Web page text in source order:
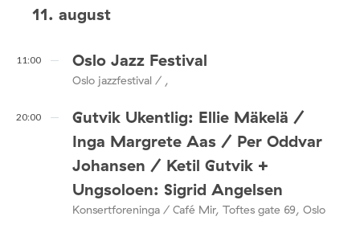
11. august
11:00 Oslo Jazz Festival
Oslo jazzfestival / ,
20:00
Gutvik Ukentlig: Ellie Mäkelä /
Inga Margrete Aas / Per Oddvar
Johansen / Ketil Gutvik +
Ungsoloen: Sigrid Angelsen
Konsertforeninga / Café Mir, Toftes gate 69, Oslo